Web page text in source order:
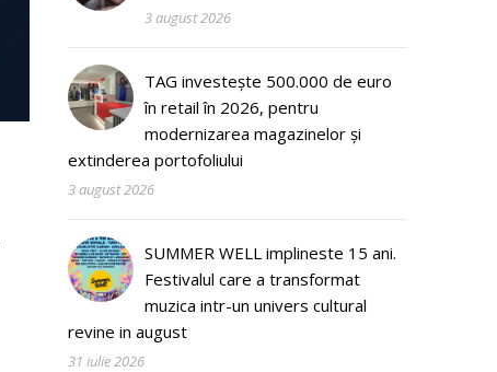
3 august 2026
TAG investește 500.000 de euro
în retail în 2026, pentru
modernizarea magazinelor și
extinderea portofoliului
3 august 2026
SUMMER WELL implineste 15 ani.
Festivalul care a transformat
muzica intr-un univers cultural
revine in august
31 iulie 2026